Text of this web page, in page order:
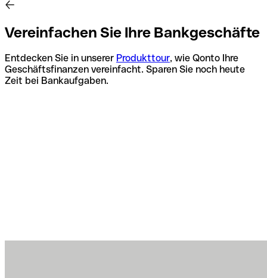
Vereinfachen Sie Ihre Bankgeschäfte
Entdecken Sie in unserer Produkttour, wie Qonto Ihre
Geschäftsfinanzen vereinfacht. Sparen Sie noch heute
Zeit bei Bankaufgaben.